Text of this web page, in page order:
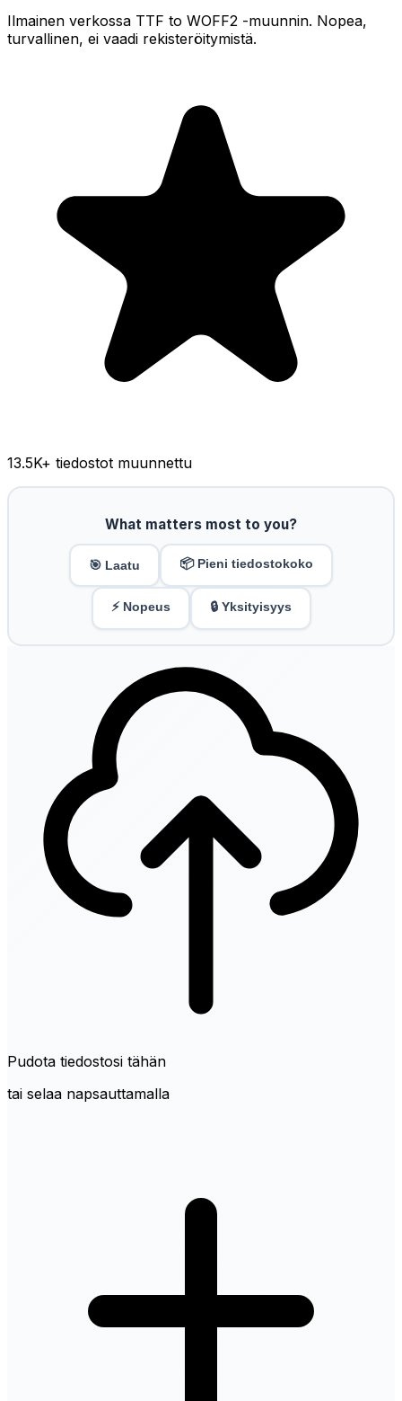
Ilmainen verkossa TTF to WOFF2 -muunnin. Nopea,
turvallinen, ei vaadi rekisteröitymistä.
13.5K+ tiedostot muunnettu
What matters most to you?
🎯 Laatu 📦 Pieni tiedostokoko
⚡ Nopeus 🔒 Yksityisyys
Pudota tiedostosi tähän
tai selaa napsauttamalla